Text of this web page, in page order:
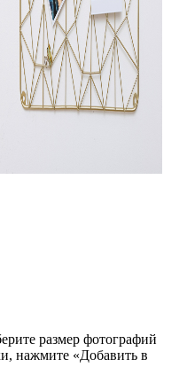
размер фотографий
нажмите «Добавить в